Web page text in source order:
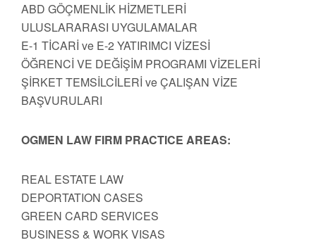
ABD GÖÇMENLİK HİZMETLERİ
ULUSLARARASI UYGULAMALAR
E-1 TİCARİ ve E-2 YATIRIMCI VİZESİ
ÖĞRENCİ VE DEĞİŞİM PROGRAMI VİZELERİ
ŞİRKET TEMSİLCİLERİ ve ÇALIŞAN VİZE
BAŞVURULARI
OGMEN LAW FIRM PRACTICE AREAS:
REAL ESTATE LAW
DEPORTATION CASES
GREEN CARD SERVICES
BUSINESS & WORK VISAS